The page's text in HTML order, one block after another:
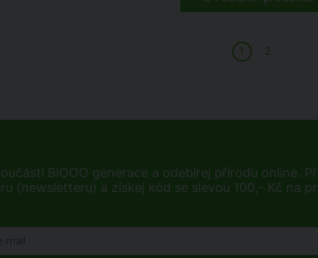
1
BiOOO generace a odebírej přírodu online.
(newsletteru) a získej kód se slevou 100,- Kč na